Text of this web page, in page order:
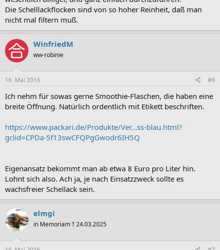
Die Schelllackflocken sind von so hoher Reinheit, daß man
nicht mal filtern muß.
WinfriedM
ww-robinie
16. Mai 2016 #6
Ich nehm für sowas gerne Smoothie-Flaschen, die haben eine
breite Öffnung. Natürlich ordentlich mit Etikett beschriften.
https://www.packari.de/Produkte/Ver...ss-blau.html?
gclid=CPDa-5f13swCFQPgGwodr6IH5Q
Eigenansatz bekommt man ab etwa 8 Euro pro Liter hin.
Lohnt sich also. Ach ja, je nach Einsatzzweck sollte es
wachsfreier Schellack sein.
elmgi
in Memoriam † 24.03.2025